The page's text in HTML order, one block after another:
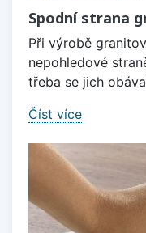
Spodní strana
Při výrobě
nepohledové
třeba se jich
Číst více